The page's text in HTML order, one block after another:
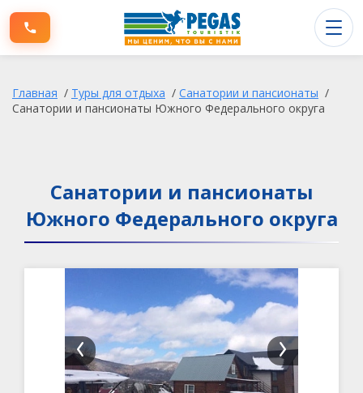
Туры по России
Главная / Туры для отдыха / Санатории и пансионаты /
Санатории и пансионаты Южного Федерального округа
Санатории и пансионаты
Южного Федерального округа